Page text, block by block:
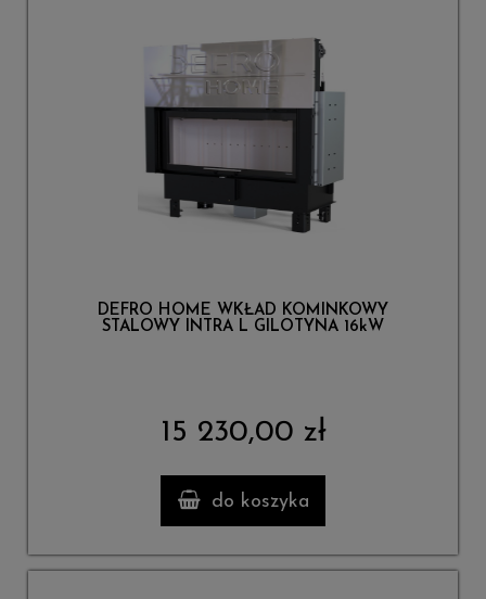
DEFRO HOME WKŁAD KOMINKOWY
STALOWY INTRA L GILOTYNA 16kW
15 230,00 zł
do koszyka